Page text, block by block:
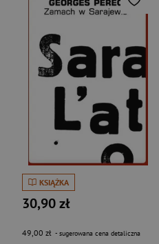
KSIĄŻKA
30,90 zł
49,00 zł - sugerowana cena detaliczna